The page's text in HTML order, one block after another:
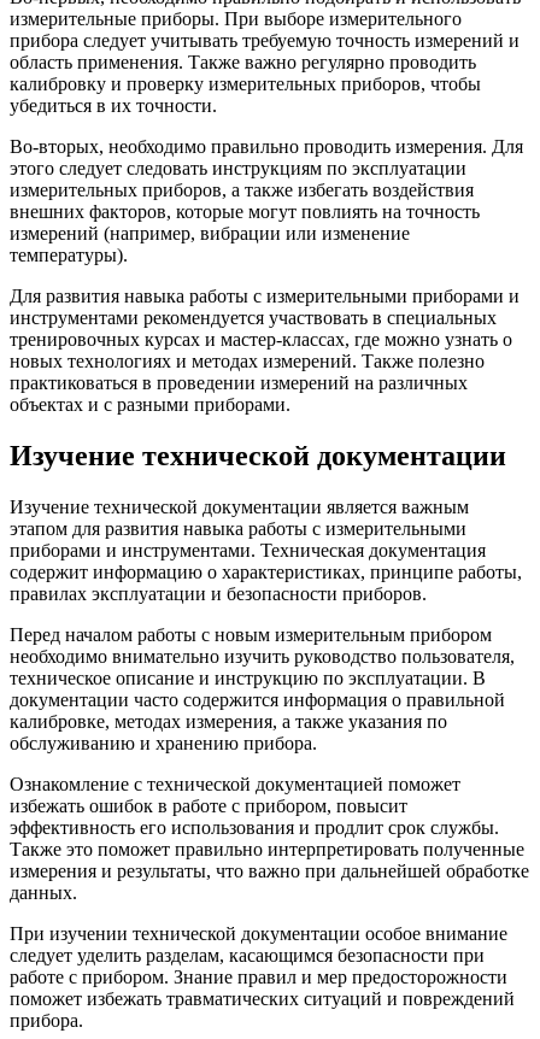
измерительные приборы. При выборе измерительного
прибора следует учитывать требуемую точность измерений и
область применения. Также важно регулярно проводить
калибровку и проверку измерительных приборов, чтобы
убедиться в их точности.
Во-вторых, необходимо правильно проводить измерения. Для
этого следует следовать инструкциям по эксплуатации
измерительных приборов, а также избегать воздействия
внешних факторов, которые могут повлиять на точность
измерений (например, вибрации или изменение
температуры).
Для развития навыка работы с измерительными приборами и
инструментами рекомендуется участвовать в специальных
тренировочных курсах и мастер-классах, где можно узнать о
новых технологиях и методах измерений. Также полезно
практиковаться в проведении измерений на различных
объектах и с разными приборами.
Изучение технической документации
Изучение технической документации является важным
этапом для развития навыка работы с измерительными
приборами и инструментами. Техническая документация
содержит информацию о характеристиках, принципе работы,
правилах эксплуатации и безопасности приборов.
Перед началом работы с новым измерительным прибором
необходимо внимательно изучить руководство пользователя,
техническое описание и инструкцию по эксплуатации. В
документации часто содержится информация о правильной
калибровке, методах измерения, а также указания по
обслуживанию и хранению прибора.
Ознакомление с технической документацией поможет
избежать ошибок в работе с прибором, повысит
эффективность его использования и продлит срок службы.
Также это поможет правильно интерпретировать полученные
измерения и результаты, что важно при дальнейшей обработке
данных.
При изучении технической документации особое внимание
следует уделить разделам, касающимся безопасности при
работе с прибором. Знание правил и мер предосторожности
поможет избежать травматических ситуаций и повреждений
прибора.